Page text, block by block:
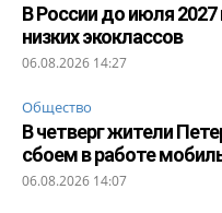
В России до июля
низких экоклассов
06.08.2026 14:27
Общество
В четверг жители
сбоем в работе
06.08.2026 14:07